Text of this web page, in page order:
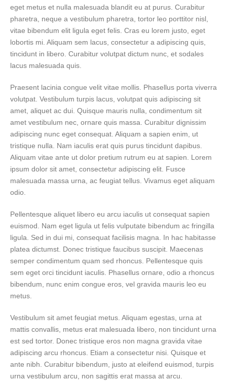
eget metus et nulla malesuada blandit eu at purus. Curabitur
pharetra, neque a vestibulum pharetra, tortor leo porttitor nisl,
vitae bibendum elit ligula eget felis. Cras eu lorem justo, eget
lobortis mi. Aliquam sem lacus, consectetur a adipiscing quis,
tincidunt in libero. Curabitur volutpat dictum nunc, et sodales
lacus malesuada quis.
Praesent lacinia congue velit vitae mollis. Phasellus porta viverra
volutpat. Vestibulum turpis lacus, volutpat quis adipiscing sit
amet, aliquet ac dui. Quisque mauris nulla, condimentum sit
amet vestibulum nec, ornare quis massa. Curabitur dignissim
adipiscing nunc eget consequat. Aliquam a sapien enim, ut
tristique nulla. Nam iaculis erat quis purus tincidunt dapibus.
Aliquam vitae ante ut dolor pretium rutrum eu at sapien. Lorem
ipsum dolor sit amet, consectetur adipiscing elit. Fusce
malesuada massa urna, ac feugiat tellus. Vivamus eget aliquam
odio.
Pellentesque aliquet libero eu arcu iaculis ut consequat sapien
euismod. Nam eget ligula ut felis vulputate bibendum ac fringilla
ligula. Sed in dui mi, consequat facilisis magna. In hac habitasse
platea dictumst. Donec tristique faucibus suscipit. Maecenas
semper condimentum quam sed rhoncus. Pellentesque quis
sem eget orci tincidunt iaculis. Phasellus ornare, odio a rhoncus
bibendum, nunc enim congue eros, vel gravida mauris leo eu
metus.
Vestibulum sit amet feugiat metus. Aliquam egestas, urna at
mattis convallis, metus erat malesuada libero, non tincidunt urna
est sed tortor. Donec tristique eros non magna gravida vitae
adipiscing arcu rhoncus. Etiam a consectetur nisi. Quisque et
ante nibh. Curabitur bibendum, justo at eleifend euismod, turpis
urna vestibulum arcu, non sagittis erat massa at arcu.